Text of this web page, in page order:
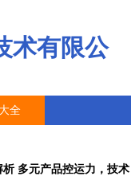
术有限公
全
多元产品控运力，技术